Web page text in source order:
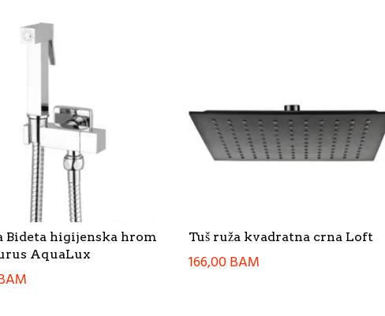
Bideta higijenska hrom
AquaLux
Tuš ruža kvadratna crna Loft
166,00BAM